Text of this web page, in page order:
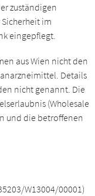
zuständigen
im
eingepflegt.
aus Wien nicht den
Details
nicht genannt. Die
(Wholesale
und die betroffenen
W13004/00001)